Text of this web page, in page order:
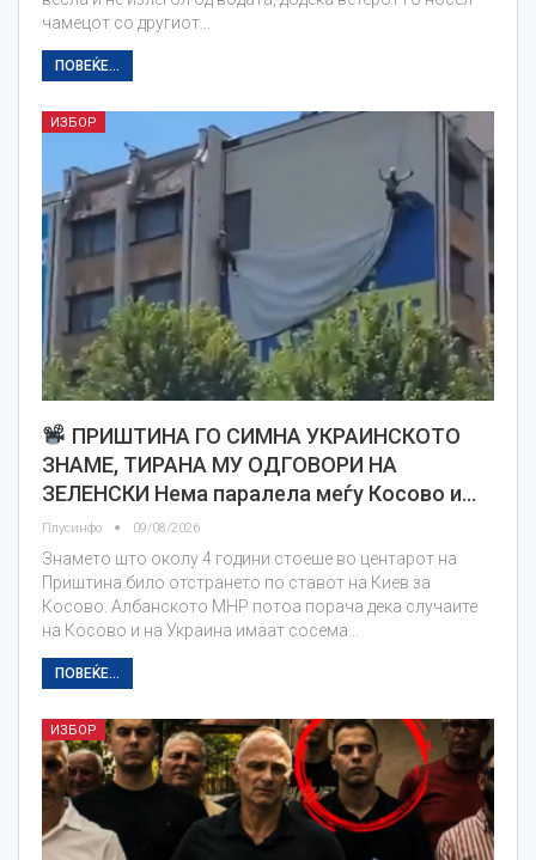
чамецот со другиот…
ПОВЕЌЕ...
ИЗБОР
ПРИШТИНА ГО СИМНА УКРАИНСКОТО
ЗНАМЕ, ТИРАНА МУ ОДГОВОРИ НА
ЗЕЛЕНСКИ Нема паралела меѓу Косово и…
Плусинфо 09/08/2026
Знамето што околу 4 години стоеше во центарот на
Приштина било отстрането по ставот на Киев за
Косово. Албанското МНР потоа порача дека случаите
на Косово и на Украина имаат сосема…
ПОВЕЌЕ...
ИЗБОР